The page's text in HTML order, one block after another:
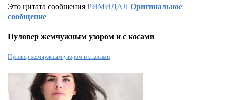
Это цитата сообщенияРИМИДАЛОригинальное
сообщение
Пуловер жемчужным узором и с косами
Пуловер жемчужным узором и с косами